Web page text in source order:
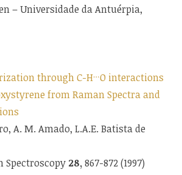
– Universidade da Antuérpia,
through C-H…O interactions
from Raman Spectra and
A. M. Amado, L.A.E. Batista de
Spectroscopy 28,867-872 (1997)